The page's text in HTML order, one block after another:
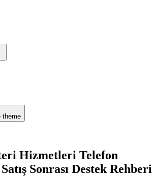
theme
Hizmetleri Telefon
Sonrası Destek Rehberi